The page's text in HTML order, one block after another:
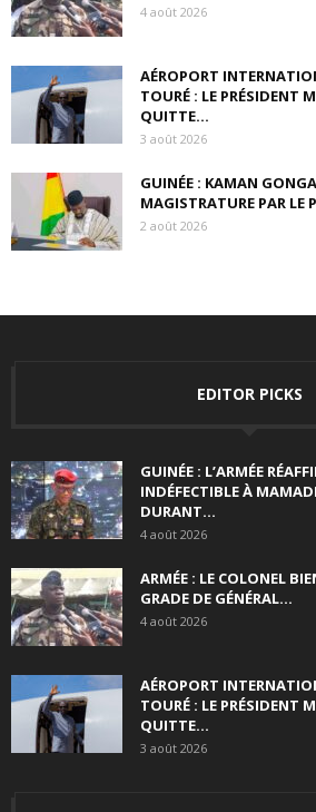
4 août 2026
AÉROPORT
TOURÉ : LE PRÉSIDENT
QUITTE...
3 août 2026
GUINÉE : KAMAN
MAGISTRATURE PAR LE
2 août 2026
EDITOR PICKS
GUINÉE : L’ARMÉE
INDÉFECTIBLE À
DURANT...
4 août 2026
ARMÉE : LE COLONEL
GRADE DE GÉNÉRAL...
4 août 2026
AÉROPORT
TOURÉ : LE PRÉSIDENT
QUITTE...
3 août 2026